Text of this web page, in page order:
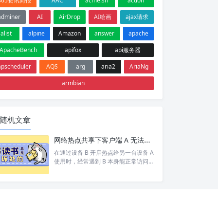
AI AirDrop AI绘画
ajax请求
alist
alpine Amazon answer
apache
apifox
api服务器
AQS arg aria2
AriaNg
armbian
随机文章
网络热点共享下客户端 A 无法访问目标设备 C 排查
在通过设备 B 开启热点给另一台设备 A
使用时，经常遇到 B 本身能正常访问网